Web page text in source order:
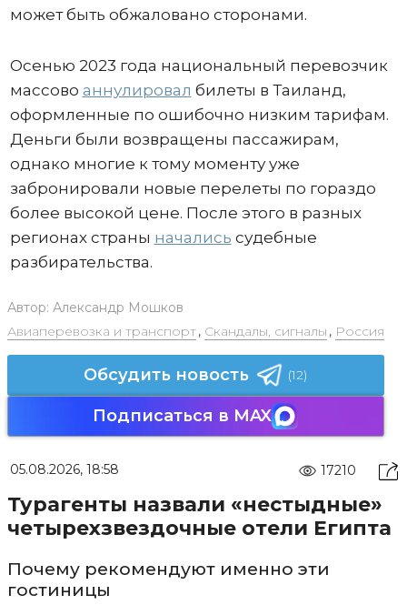
может быть обжаловано сторонами.
Осенью 2023 года национальный перевозчик
массово аннулировал билеты в Таиланд,
оформленные по ошибочно низким тарифам.
Деньги были возвращены пассажирам,
однако многие к тому моменту уже
забронировали новые перелеты по гораздо
более высокой цене. После этого в разных
регионах страны начались судебные
разбирательства.
Автор: Александр Мошков
Авиаперевозка и транспорт, Скандалы, сигналы , Россия
Обсудить новость (12)
Подписаться в MAX
05.08.2026, 18:58 17210
Турагенты назвали «нестыдные»
четырехзвездочные отели Египта
Почему рекомендуют именно эти
гостиницы